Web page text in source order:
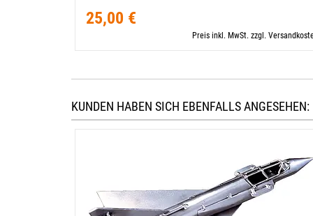
25,00 €
Preis inkl. MwSt. zzgl.
KUNDEN HABEN SICH EBENFALLS ANGESEHEN: